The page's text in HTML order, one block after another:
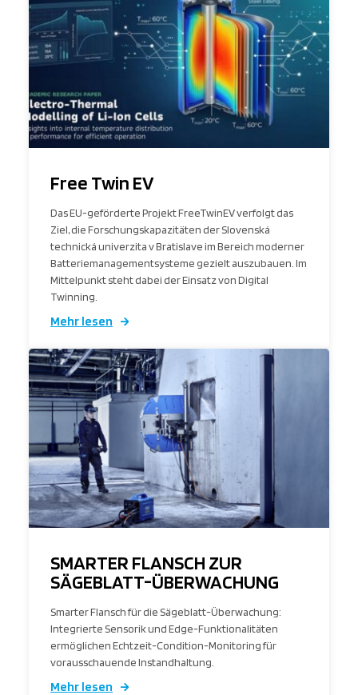
Free Twin EV
Das EU-geförderte Projekt FreeTwinEV verfolgt das
Ziel, die Forschungskapazitäten der Slovenská
technická univerzita v Bratislave im Bereich moderner
Batteriemanagementsysteme gezielt auszubauen. Im
Mittelpunkt steht dabei der Einsatz von Digital
Twinning.
Mehr lesen
SMARTER FLANSCH ZUR
SÄGEBLATT-ÜBERWACHUNG
Smarter Flansch für die Sägeblatt-Überwachung:
Integrierte Sensorik und Edge-Funktionalitäten
ermöglichen Echtzeit-Condition-Monitoring für
vorausschauende Instandhaltung.
Mehr lesen